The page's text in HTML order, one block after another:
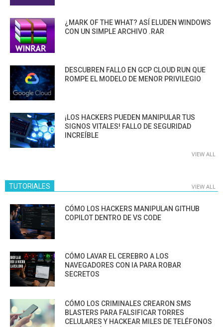
¿MARK OF THE WHAT? ASÍ ELUDEN WINDOWS
CON UN SIMPLE ARCHIVO .RAR
DESCUBREN FALLO EN GCP CLOUD RUN QUE
ROMPE EL MODELO DE MENOR PRIVILEGIO
¡LOS HACKERS PUEDEN MANIPULAR TUS
SIGNOS VITALES! FALLO DE SEGURIDAD
INCREÍBLE
VIEW ALL
TUTORIALES VIEW ALL
CÓMO LOS HACKERS MANIPULAN GITHUB
COPILOT DENTRO DE VS CODE
CÓMO LAVAR EL CEREBRO A LOS
NAVEGADORES CON IA PARA ROBAR
SECRETOS
CÓMO LOS CRIMINALES CREARON SMS
BLASTERS PARA FALSIFICAR TORRES
CELULARES Y HACKEAR MILES DE TELÉFONOS